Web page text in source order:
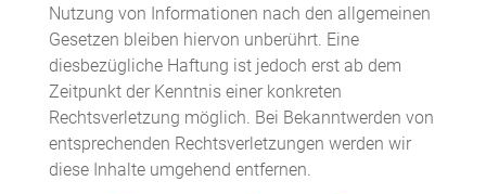
Nutzung von Informationen nach den allgemeinen
Gesetzen bleiben hiervon unberührt. Eine
diesbezügliche Haftung ist jedoch erst ab dem
Zeitpunkt der Kenntnis einer konkreten
Rechtsverletzung möglich. Bei Bekanntwerden von
entsprechenden Rechtsverletzungen werden wir
diese Inhalte umgehend entfernen.